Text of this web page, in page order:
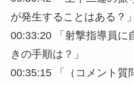
が発生することはある？」
00:33:20 「射撃指導員に
きの手順は？」
00:35:15 「（コメント質